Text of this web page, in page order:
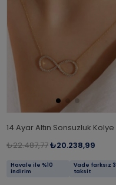
14 Ayar Altın Sonsuzluk Kolye
₺22.487,77₺20.238,99
Havale ile %10
indirim
Vade farksız 3
taksit